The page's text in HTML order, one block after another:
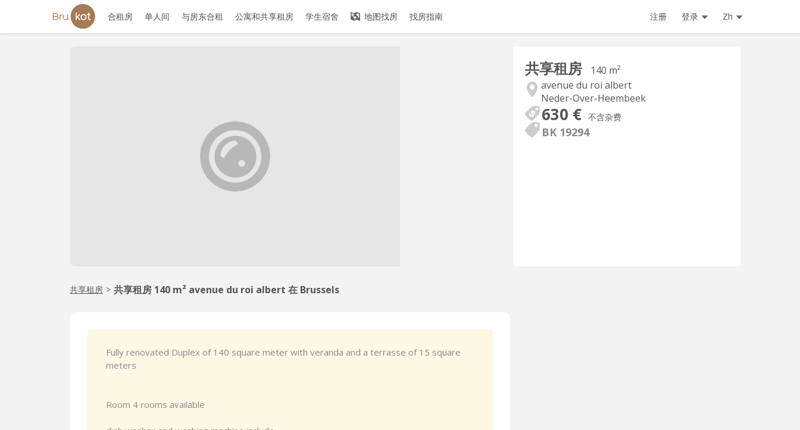
合租房 单人间 与房东合租 公寓和共享租房 学生宿舍 地图找房 找房指南 注册 登录 Zh
共享租房
140 m²
avenue du roi albert
Neder-Over-Heembeek
630 € 不含杂费
BK 19294
共享租房 > 共享租房 140 m² avenue du roi albert 在 Brussels
Fully renovated Duplex of 140 square meter with veranda and a terrasse of 15 square
meters
Room 4 rooms available